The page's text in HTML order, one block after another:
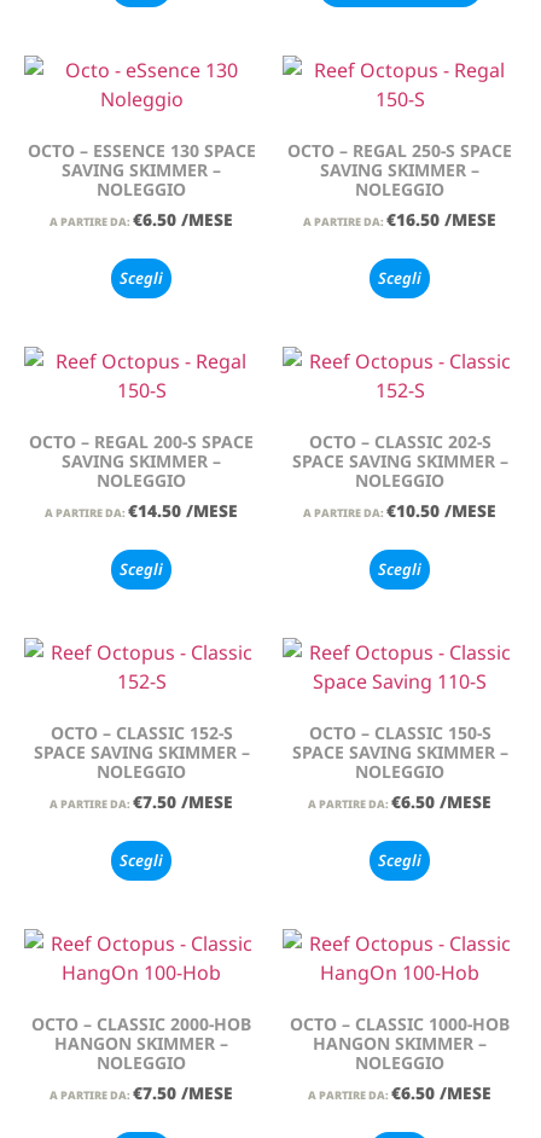
OCTO – ESSENCE 130 SPACE
SAVING SKIMMER –
NOLEGGIO
A PARTIRE DA: €6.50 /MESE
Scegli
OCTO – REGAL 250-S SPACE
SAVING SKIMMER –
NOLEGGIO
A PARTIRE DA: €16.50 /MESE
Scegli
OCTO – REGAL 200-S SPACE
SAVING SKIMMER –
NOLEGGIO
A PARTIRE DA: €14.50 /MESE
Scegli
OCTO – CLASSIC 202-S
SPACE SAVING SKIMMER –
NOLEGGIO
A PARTIRE DA: €10.50 /MESE
Scegli
OCTO – CLASSIC 152-S
SPACE SAVING SKIMMER –
NOLEGGIO
A PARTIRE DA: €7.50 /MESE
Scegli
OCTO – CLASSIC 150-S
SPACE SAVING SKIMMER –
NOLEGGIO
A PARTIRE DA: €6.50 /MESE
Scegli
OCTO – CLASSIC 2000-HOB
HANGON SKIMMER –
NOLEGGIO
A PARTIRE DA: €7.50 /MESE
OCTO – CLASSIC 1000-HOB
HANGON SKIMMER –
NOLEGGIO
A PARTIRE DA: €6.50 /MESE